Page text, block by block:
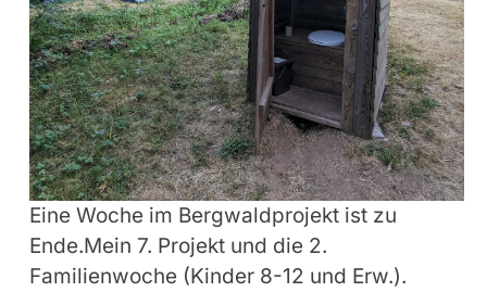
Eine Woche im Bergwaldprojekt ist zu
Ende.Mein 7. Projekt und die 2.
Familienwoche (Kinder 8-12 und Erw.).